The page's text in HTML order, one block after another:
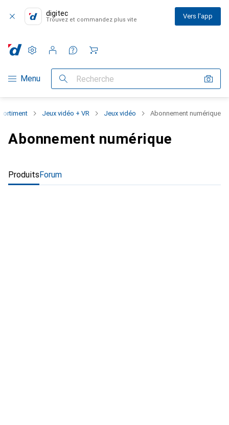
digitec
Trouvez et commandez plus vite Vers l'app
Navigation par catégorie
Menu Recherche
Paramètres
Compte client
Listes de comparaison
Listes d'envies
Panier
Jeux vidéo + VR Jeux vidéo Abonnement numérique
Abonnement numérique
ProduitsForum